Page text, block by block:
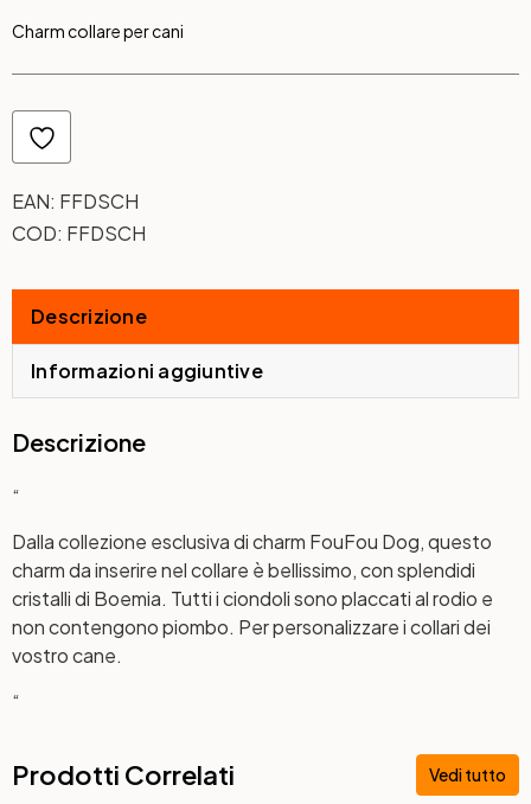
Charm collare per cani
EAN: FFDSCH
COD: FFDSCH
Descrizione
Informazioni aggiuntive
Descrizione
“
Dalla collezione esclusiva di charm FouFou Dog, questo
charm da inserire nel collare è bellissimo, con splendidi
cristalli di Boemia. Tutti i ciondoli sono placcati al rodio e
non contengono piombo. Per personalizzare i collari dei
vostro cane.
“
Prodotti Correlati Vedi tutto